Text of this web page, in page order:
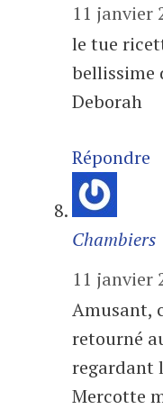
11 janvier
le tue
bellissime
Deborah
Répondre
Chambiers
11 janvier
Amusant,
retourné
regardant
Mercotte